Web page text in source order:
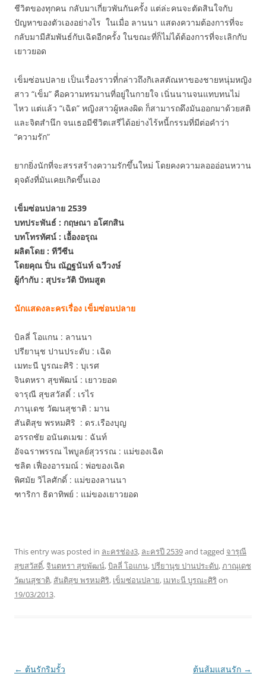
ชีวิตของทุกคน กลับมาเกี่ยวพันกันครั้ง แต่ล่ะคนจะตัดสินใจกับ
ปัญหาของตัวเองอย่างไร ในเมื่อ ลานนา แสดงความต้องการที่จะ
กลับมามีสัมพันธ์กับเฉิดอีกครั้ง ในขณะที่ก็ไม่ได้ต้องการที่จะเลิกกับ
เยาวยอด
เข็มซ่อนปลาย เป็นเรื่องราวที่่กล่าวถึงกิเลสตัณหาของชายหนุ่มหญิง
สาว “เข็ม” คือความทรมานที่อยู่ในกายใจ เนิ่นนานจนแทบทนไม่
ไหว แต่แล้ว “เฉิด” หญิงสาวผู้หลงผิด ก็สามารถดึงมันออกมาด้วยสติ
และจิตสำนึก จนเธอมีชีวิตเสรีได้อย่างไร้หนี้กรรมที่มีต่อคำว่า
“ความรัก”
ยากยิ่งนักที่จะสรรสร้างความรักขึ้นใหม่ โดยคงความลอออ่อนหวาน
ดุจดังที่มันเคยเกิดขึ้นเอง
เข็มซ่อนปลาย 2539
บทประพันธ์ : กฤษณา อโศกสิน
บทโทรทัศน์ : เอื้องอรุณ
ผลิตโดย : ทีวีซีน
โดยคุณ ปิ่น ณัฏฐนันท์ ฉวีวงษ์
ผู้กำกับ : สุประวัติ ปัทมสูต
นักแสดงละครเรื่อง เข็มซ่อนปลาย
บิลลี่ โอแกน : ลานนา
ปรียานุช ปานประดับ : เฉิด
เมทะนี บูรณะศิริ : บุเรศ
จินตหรา สุขพัฒน์ : เยาวยอด
จารุณี สุขสวัสดิ์ : เรไร
ภานุเดช วัฒนสุชาติ : มาน
สันติสุข พรหมศิริ : ดร.เรืองบุญ
อรรถชัย อนันตเมฆ : ฉันท์
อัจฉราพรรณ ไพบูลย์สุวรรณ : แม่ของเฉิด
ชลิต เฟื่องอารมณ์ : พ่อของเฉิด
พิศมัย วิไลศักดิ์ : แม่ของลานนา
ฑาริกา ธิดาทิพย์ : แม่ของเยาวยอด
This entry was posted in ละครช่อง3, ละครปี 2539and tagged จารุณี
สุขสวัสดิ์, จินตหรา สุขพัฒน์,บิลลี่ โอแกน,ปรียานุข ปานประดับ,ภาณุเดช
วัฒนสุชาติ, สันติสุข พรหมศิริ, เข็มซ่อนปลาย, เมทะนี บูรณะศิริon
19/03/2013.
Post
← ต้นรักริมรั้ว ต้นส้มแสนรัก →